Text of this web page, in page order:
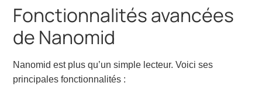
Fonctionnalités avancées
de Nanomid
Nanomid est plus qu’un simple lecteur. Voici ses
principales fonctionnalités :